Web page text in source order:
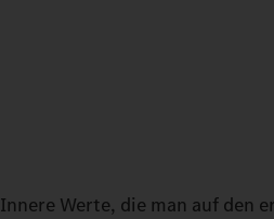
Innere Werte, die man auf den